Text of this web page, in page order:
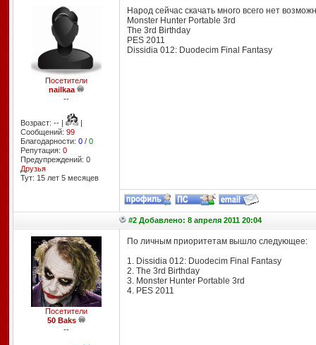
Посетители
nailkaa
--
Возраст: -- |
|
Сообщений: 99
Благодарности: 0/ 0
Репутация: 0
Предупреждений: 0
Друзья
Тут: 15 лет 5 месяцев
Народ сейчас скачать много всего нет
Monster Hunter Portable 3rd
The 3rd Birthday
PES 2011
Dissidia 012: Duodecim Final Fantasy
#2 Добавлено: 8 апреля 2011 20:04
Посетители
50 Baks
--
По личным приоритетам вышло следующее:
1. Dissidia 012: Duodecim Final Fantasy
2. The 3rd Birthday
3. Monster Hunter Portable 3rd
4. PES 2011